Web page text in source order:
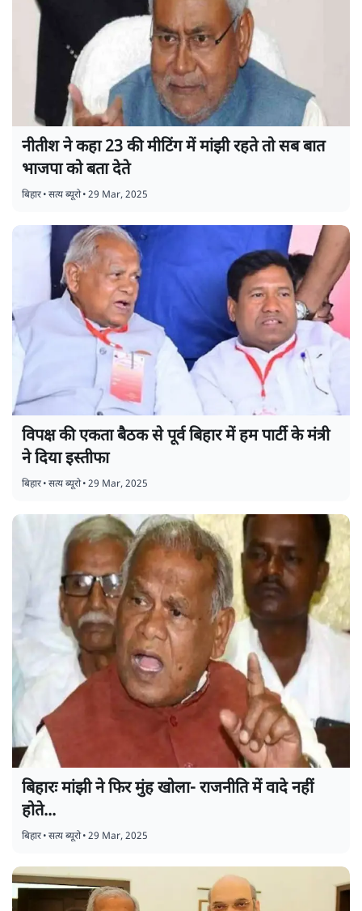
नीतीश ने कहा 23 की मीटिंग में मांझी रहते तो सब बात
भाजपा को बता देते
बिहार•सत्य ब्यूरो•29 Mar, 2025
विपक्ष की एकता बैठक से पूर्व बिहार में हम पार्टी के मंत्री
ने दिया इस्तीफा
बिहार•सत्य ब्यूरो•29 Mar, 2025
बिहारः मांझी ने फिर मुंह खोला- राजनीति में वादे नहीं
होते...
बिहार•सत्य ब्यूरो•29 Mar, 2025